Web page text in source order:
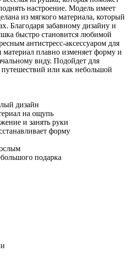
настроение. Модель имеет
из мягкого материала, который
Благодаря забавному дизайну и
быстро становится любимой
антистресс-аксессуаром для
плавно изменяет форму и
виду. Подойдет для
или как небольшой
дизайн
на ощупь
и занять руки
форму
подарка